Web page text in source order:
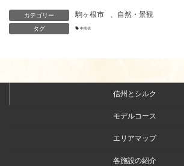
カテゴリー 駒ヶ根市 自然・景観
タグ 中南信
信州とシルク
モデルコース
エリアマップ
各施設の紹介